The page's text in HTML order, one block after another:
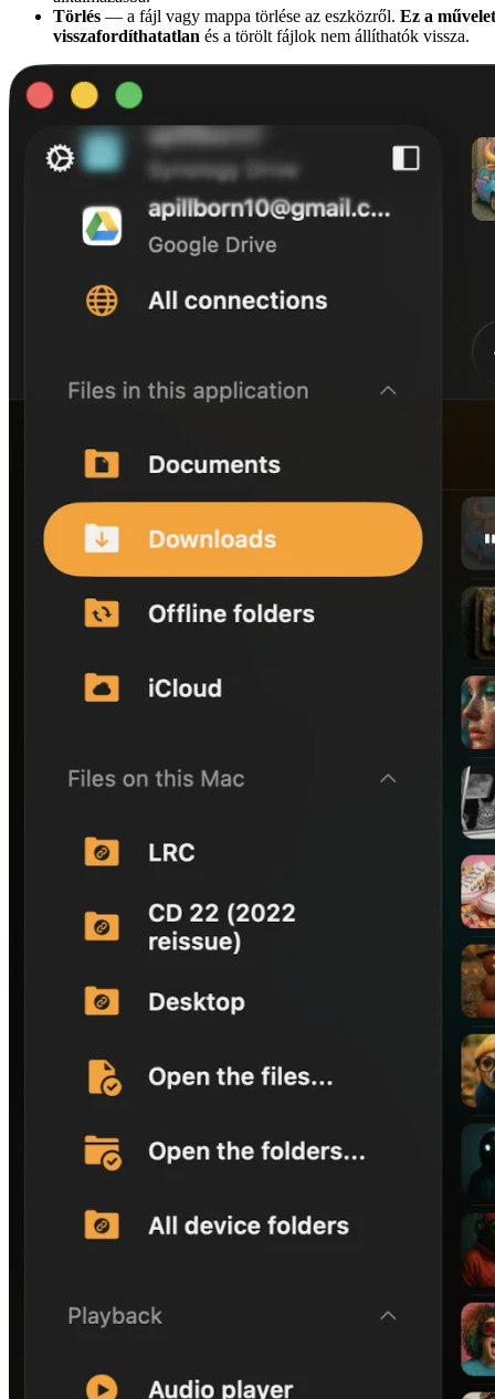
Törlés — a fájl vagy mappa törlése az eszközről. Ez a művelet
visszafordíthatatlan és a törölt fájlok nem állíthatók vissza.